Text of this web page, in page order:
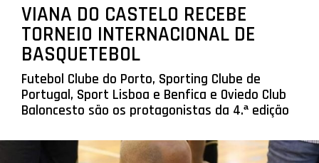
VIANA DO CASTELO RECEBE
TORNEIO INTERNACIONAL DE
BASQUETEBOL
Futebol Clube do Porto, Sporting Clube de
Portugal, Sport Lisboa e Benfica e Oviedo Club
Baloncesto são os protagonistas da 4.ª edição